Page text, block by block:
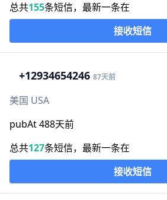
总共155条短信，最新一条在
接收短信
+12934654246 87天前
美国 USA
pubAt 488天前
总共127条短信，最新一条在
接收短信